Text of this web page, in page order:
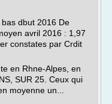
dbut 2016 De
avril 2016 : 1,97
constates par Crdit
en Rhne-Alpes, en
SUR 25. Ceux qui
moyenne un...